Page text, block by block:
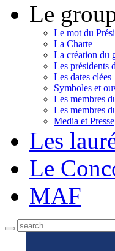
Le
Le mot du
La Charte
La création du
Les présidents
Les dates clées
Symboles et
Les membres
Les membres
Media et Presse
Les
Le
MAF